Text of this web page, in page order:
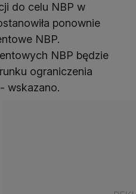
do celu NBP w
ponownie
NBP.
NBP będzie
ograniczenia
wskazano.